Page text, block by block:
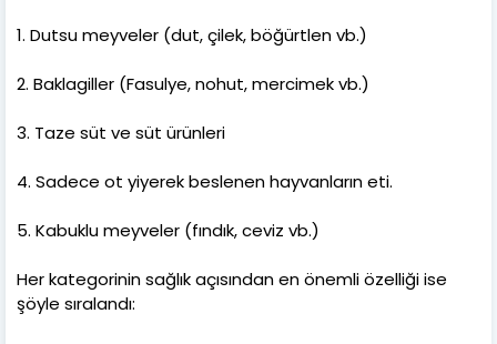
1. Dutsu meyveler (dut, çilek, böğürtlen vb.)
2. Baklagiller (Fasulye, nohut, mercimek vb.)
3. Taze süt ve süt ürünleri
4. Sadece ot yiyerek beslenen hayvanların eti.
5. Kabuklu meyveler (fındık, ceviz vb.)
Her kategorinin sağlık açısından en önemli özelliği ise
şöyle sıralandı: